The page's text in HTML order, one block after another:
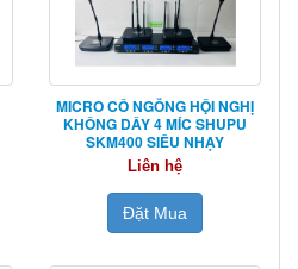
MICRO CỔ NGỖNG HỘI NGHỊ
KHÔNG DÂY 4 MÍC SHUPU
SKM400 SIÊU NHẠY
Liên hệ
Đặt Mua